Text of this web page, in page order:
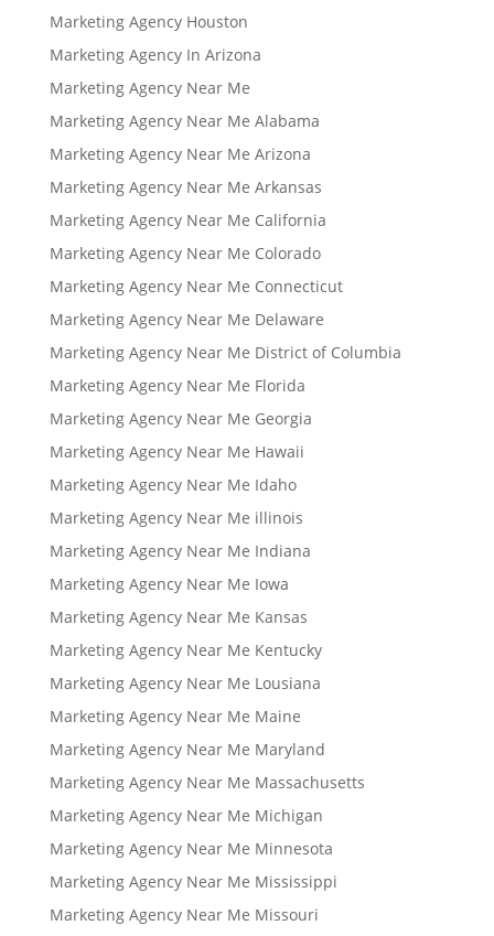
Marketing Agency Houston
Marketing Agency In Arizona
Marketing Agency Near Me
Marketing Agency Near Me Alabama
Marketing Agency Near Me Arizona
Marketing Agency Near Me Arkansas
Marketing Agency Near Me California
Marketing Agency Near Me Colorado
Marketing Agency Near Me Connecticut
Marketing Agency Near Me Delaware
Marketing Agency Near Me District of Columbia
Marketing Agency Near Me Florida
Marketing Agency Near Me Georgia
Marketing Agency Near Me Hawaii
Marketing Agency Near Me Idaho
Marketing Agency Near Me illinois
Marketing Agency Near Me Indiana
Marketing Agency Near Me Iowa
Marketing Agency Near Me Kansas
Marketing Agency Near Me Kentucky
Marketing Agency Near Me Lousiana
Marketing Agency Near Me Maine
Marketing Agency Near Me Maryland
Marketing Agency Near Me Massachusetts
Marketing Agency Near Me Michigan
Marketing Agency Near Me Minnesota
Marketing Agency Near Me Mississippi
Marketing Agency Near Me Missouri